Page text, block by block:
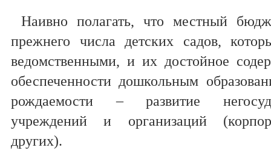
Наивно полагать, что местный
прежнего числа детских садов,
ведомственными, и их достойное
обеспеченности дошкольным
рождаемости – развитие
учреждений и организаций
других).